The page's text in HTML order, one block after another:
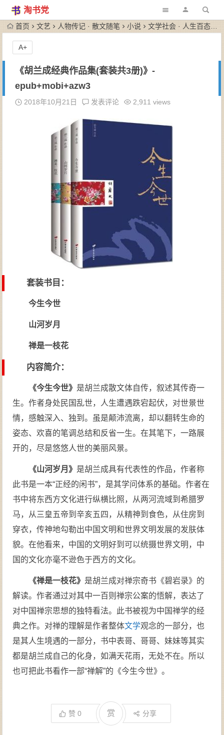
淘书党
首页 文艺 人物传记 · 散文随笔 小说 文学社会 · 人生百态
《胡兰成经典作品集(套装共3册)》-
epub+mobi+azw3
2018年10月21日 发表评论 2,911 views
套装书目：
今生今世
山河岁月
禅是一枝花
内容简介：
《今生今世》 是胡兰成散文体自传，叙述其传奇一
生。作者身处民国乱世，人生遭遇跌宕起伏，对世景世
情，感触深入、独到。虽是颠沛流离，却以翻转生命的
姿态、欢喜的笔调总结和反省一生。在其笔下，一路展
开的，尽是悠悠人世的美丽风景。
《山河岁月》 是胡兰成具有代表性的作品，作者称
此书是一本“正经的闲书”，是其学问体系的基础。作者在
书中将东西方文化进行纵横比照，从两河流域到希腊罗
马，从三皇五帝到辛亥五四，从精神到食色，从住房到
穿衣，传神地勾勒出中国文明和世界文明发展的发肤体
貌。在他看来，中国的文明好到可以统摄世界文明，中
国的文化亦毫不逊色于西方的文化。
《禅是一枝花》 是胡兰成对禅宗奇书《碧岩录》的
解读。作者通过对其中一百则禅宗公案的悟解，表达了
对中国禅宗思想的独特看法。此书被视为中国禅学的经
典之作。对禅的理解是作者整体文学观念的一部分，也
是其人生境遇的一部分，书中表哥、哥哥、妹妹等其实
都是胡兰成自己的化身，如满天花雨，无处不在。所以
也可把此书看作一部“禅解”的《今生今世》。
赞0 赏 分享
A+